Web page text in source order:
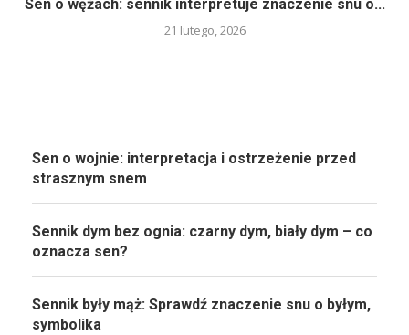
Sen o wężach: sennik interpretuje znaczenie snu o...
21 lutego, 2026
Sen o wojnie: interpretacja i ostrzeżenie przed
strasznym snem
Sennik dym bez ognia: czarny dym, biały dym – co
oznacza sen?
Sennik były mąż: Sprawdź znaczenie snu o byłym,
symbolika